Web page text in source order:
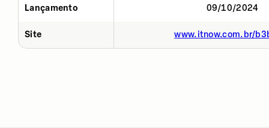
Lançamento 09/10/2024
Site www.itnow.com.br/